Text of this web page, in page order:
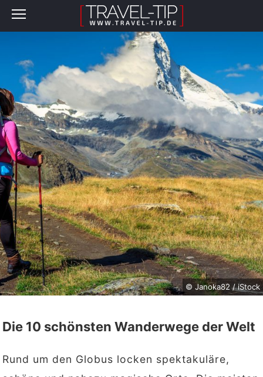
© Janoka82 / iStock
Die 10 schönsten Wanderwege der Welt
Rund um den Globus locken spektakuläre,